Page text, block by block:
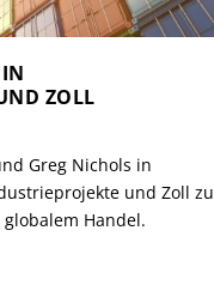
ZOLL
Greg Nichols in
und Zoll
Handel.